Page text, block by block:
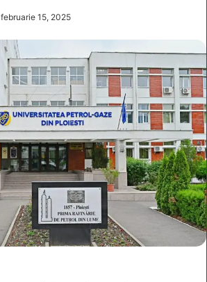
februarie 15, 2025